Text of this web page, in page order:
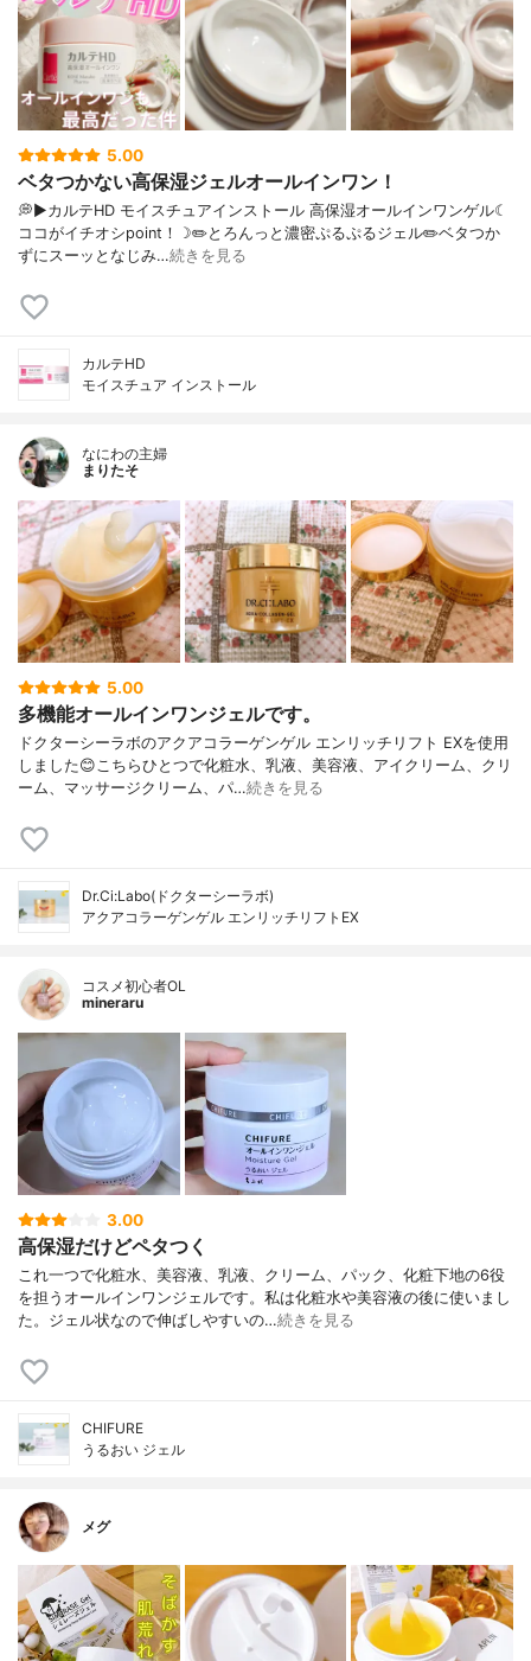
5.00
ベタつかない高保湿ジェルオールインワン！
💭▶️カルテHD モイスチュアインストール 高保湿オールインワンゲル☾
ココがイチオシpoint！☽✏️とろんっと濃密ぷるぷるジェル✏️ベタつか
ずにスーッとなじみ…続きを見る
カルテHD
モイスチュア インストール
なにわの主婦
まりたそ
5.00
多機能オールインワンジェルです。
ドクターシーラボのアクアコラーゲンゲル エンリッチリフト EXを使用
しました😊こちらひとつで化粧水、乳液、美容液、アイクリーム、クリ
ーム、マッサージクリーム、パ…続きを見る
Dr.Ci:Labo(ドクターシーラボ)
アクアコラーゲンゲル エンリッチリフトEX
コスメ初心者OL
mineraru
3.00
高保湿だけどペタつく
これ一つで化粧水、美容液、乳液、クリーム、パック、化粧下地の6役
を担うオールインワンジェルです。私は化粧水や美容液の後に使いまし
た。ジェル状なので伸ばしやすいの…続きを見る
CHIFURE
うるおい ジェル
メグ